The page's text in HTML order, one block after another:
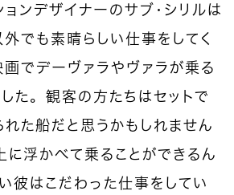
ョンデザイナーのサブ・シリルは
でも素晴らしい仕事をしてく
でデーヴァラやヴァラが乗る
た。観客の方たちはセットで
た船だと思うかもしれません
浮かべて乗ることができるん
彼はこだわった仕事をしてい